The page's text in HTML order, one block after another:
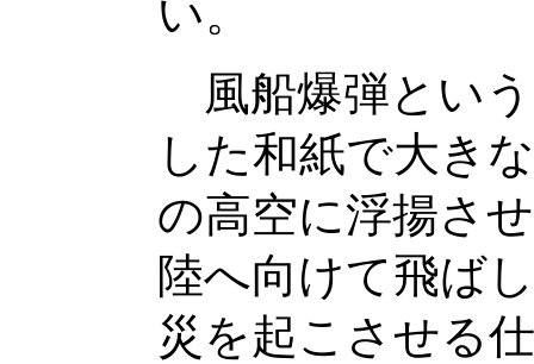
い。
風船爆弾とい
した和紙で大き
の高空に浮揚さ
陸へ向けて飛ば
災を起こさせる